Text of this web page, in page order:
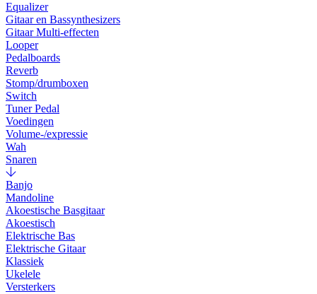
Equalizer
Gitaar en Bassynthesizers
Gitaar Multi-effecten
Looper
Pedalboards
Reverb
Stomp/drumboxen
Switch
Tuner Pedal
Voedingen
Volume-/expressie
Wah
Snaren
Banjo
Mandoline
Akoestische Basgitaar
Akoestisch
Elektrische Bas
Elektrische Gitaar
Klassiek
Ukelele
Versterkers